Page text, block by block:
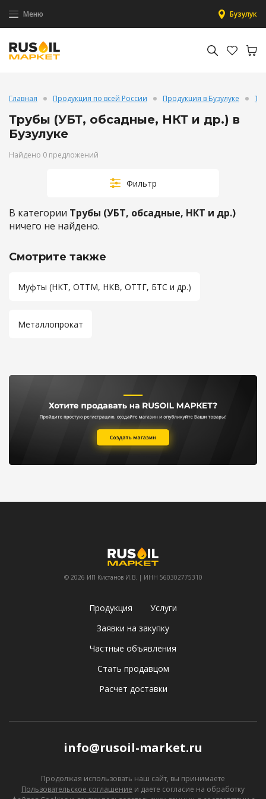
Меню Бузулук
Главная Продукция по всей России Продукция в Бузулуке
Трубы (УБТ, обсадные, НКТ и др.) в
Бузулуке
Найдено 0 предложений
Фильтр
В категории Трубы (УБТ, обсадные, НКТ и др.)
ничего не найдено.
Смотрите также
Муфты (НКТ, ОТТМ, НКВ, ОТТГ, БТС и др.)
Металлопрокат
© 2026 ИП Кистанов И.В. | ИНН 560302775310
Продукция
Услуги
Заявки на закупку
Частные объявления
Стать продавцом
Расчет доставки
Продолжая использовать наш сайт, вы принимаете
Пользовательское соглашение и даете согласие на обработку
info@rusoil-market.ru